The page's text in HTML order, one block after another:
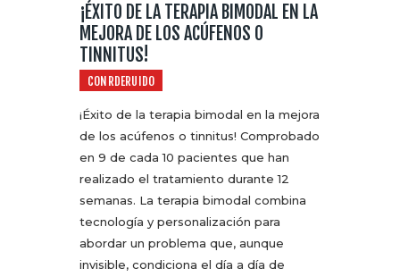
¡ÉXITO DE LA TERAPIA BIMODAL EN LA
MEJORA DE LOS ACÚFENOS O
TINNITUS!
CONRDERUIDO
¡Éxito de la terapia bimodal en la mejora
de los acúfenos o tinnitus! Comprobado
en 9 de cada 10 pacientes que han
realizado el tratamiento durante 12
semanas. La terapia bimodal combina
tecnología y personalización para
abordar un problema que, aunque
invisible, condiciona el día a día de